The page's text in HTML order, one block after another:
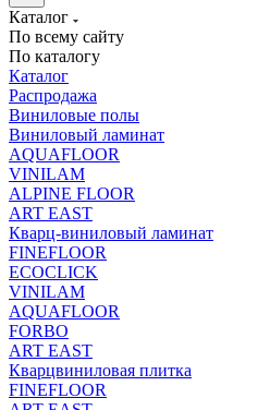
Каталог
По всему сайту
По каталогу
Каталог
Распродажа
Виниловые полы
Виниловый ламинат
AQUAFLOOR
VINILAM
ALPINE FLOOR
ART EAST
Кварц-виниловый ламинат
FINEFLOOR
ECOCLICK
VINILAM
AQUAFLOOR
FORBO
ART EAST
Кварцвиниловая плитка
FINEFLOOR